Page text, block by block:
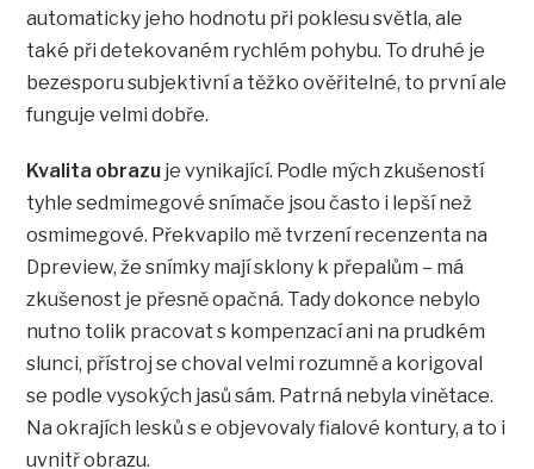
automaticky jeho hodnotu při poklesu světla, ale
také při detekovaném rychlém pohybu. To druhé je
bezesporu subjektivní a těžko ověřitelné, to první ale
funguje velmi dobře.
Kvalita obrazu je vynikající. Podle mých zkušeností
tyhle sedmimegové snímače jsou často i lepší než
osmimegové. Překvapilo mě tvrzení recenzenta na
Dpreview, že snímky mají sklony k přepalům – má
zkušenost je přesně opačná. Tady dokonce nebylo
nutno tolik pracovat s kompenzací ani na prudkém
slunci, přístroj se choval velmi rozumně a korigoval
se podle vysokých jasů sám. Patrná nebyla vinětace.
Na okrajích lesků s e objevovaly fialové kontury, a to i
uvnitř obrazu.